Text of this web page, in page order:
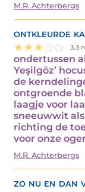
M.R. Achterbergs
ontkleurde
3.3
ondertussen
Yeşilgöz’
de
ontgroende
laagje voor
sneeuwwit
richting de
voor onze
M.R. Achterbergs
zo nu en dan